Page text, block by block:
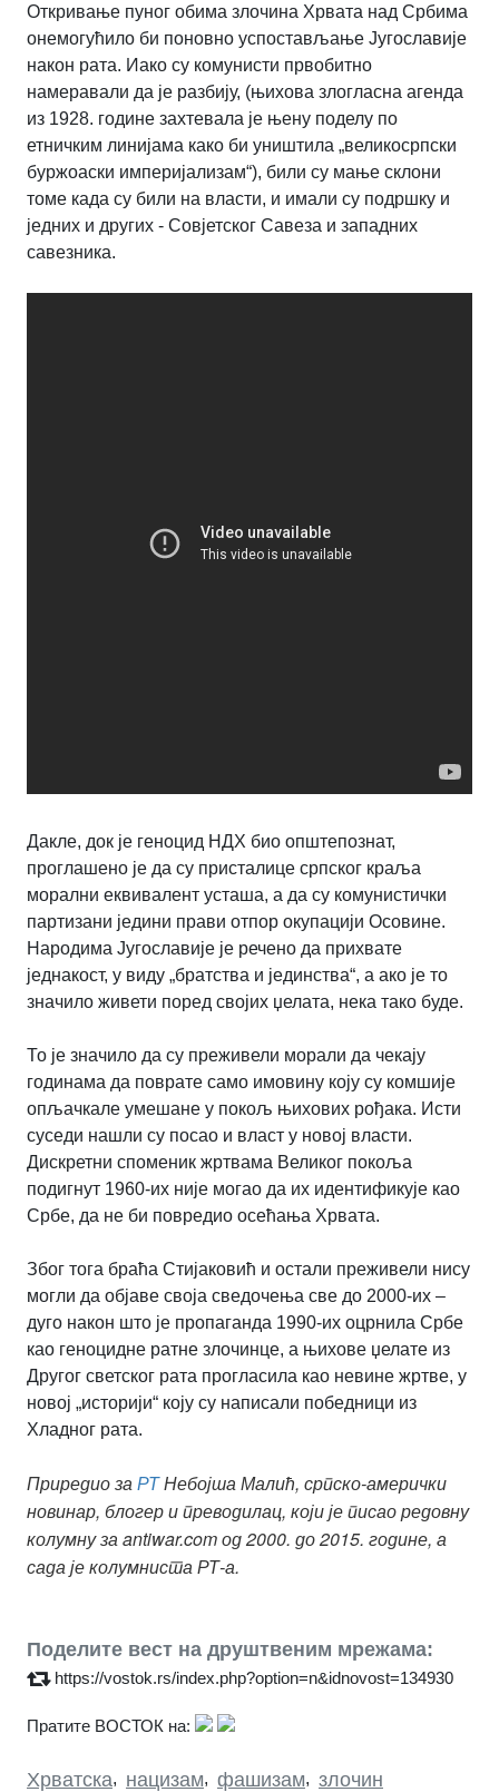
Откривање пуног обима злочина Хрвата над Србима
онемогућило би поновно успостављање Југославије
након рата. Иако су комунисти првобитно
намеравали да је разбију, (њихова злогласна агенда
из 1928. године захтевала је њену поделу по
етничким линијама како би уништила „великосрпски
буржоаски империјализам“), били су мање склони
томе када су били на власти, и имали су подршку и
једних и других - Совјетског Савеза и западних
савезника.
Дакле, док је геноцид НДХ био општепознат,
проглашено је да су присталице српског краља
морални еквивалент усташа, а да су комунистички
партизани једини прави отпор окупацији Осовине.
Народима Југославије је речено да прихвате
једнакост, у виду „братства и јединства“, а ако је то
значило живети поред својих џелата, нека тако буде.
То је значило да су преживели морали да чекају
годинама да поврате само имовину коју су комшије
опљачкале умешане у покољ њихових рођака. Исти
суседи нашли су посао и власт у новој власти.
Дискретни споменик жртвама Великог покоља
подигнут 1960-их није могао да их идентификује као
Србе, да не би повредио осећања Хрвата.
Због тога браћа Стијаковић и остали преживели нису
могли да објаве своја сведочења све до 2000-их –
дуго након што је пропаганда 1990-их оцрнила Србе
као геноцидне ратне злочинце, а њихове џелате из
Другог светског рата прогласила као невине жртве, у
новој „историји“ коју су написали победници из
Хладног рата.
Приредио за РТ Небојша Малић, српско-амерички
новинар, блогер и преводилац, који је писао редовну
колумну за antiwar.com од 2000. до 2015. године, а
сада је колумниста РТ-а.
Поделите вест на друштвеним мрежама:
https://vostok.rs/index.php?option=n&idnovost=134930
Пратите ВОСТОК на:
Хрватска, нацизам, фашизам, злочин